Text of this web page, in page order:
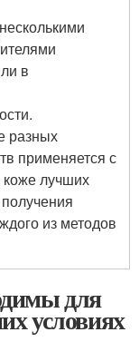
в
разных
применяется с
лучших
из методов
для
условиях